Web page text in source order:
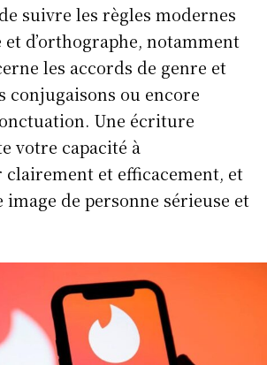
suivre les règles modernes
d’orthographe, notamment
les accords de genre et
conjugaisons ou encore
Une écriture
votre capacité à
et efficacement, et
de personne sérieuse et